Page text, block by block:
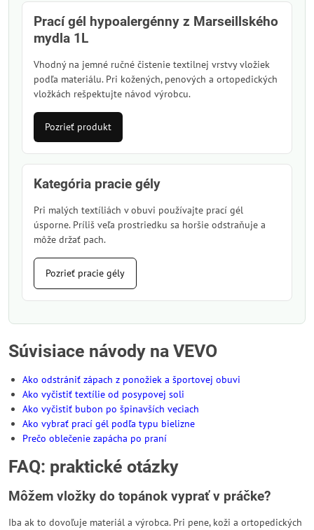
Prací gél hypoalergénny z Marseillského
mydla 1L
Vhodný na jemné ručné čistenie textilnej vrstvy vložiek
podľa materiálu. Pri kožených, penových a ortopedických
vložkách rešpektujte návod výrobcu.
Pozrieť produkt
Kategória pracie gély
Pri malých textíliách v obuvi používajte prací gél
úsporne. Príliš veľa prostriedku sa horšie odstraňuje a
môže držať pach.
Pozrieť pracie gély
Súvisiace návody na VEVO
Ako odstrániť zápach z ponožiek a športovej obuvi
Ako vyčistiť textílie od posypovej soli
Ako vyčistiť bubon po špinavších veciach
Ako vybrať prací gél podľa typu bielizne
Prečo oblečenie zapácha po praní
FAQ: praktické otázky
Môžem vložky do topánok vyprať v práčke?
Iba ak to dovoľuje materiál a výrobca. Pri pene, koži a ortopedických